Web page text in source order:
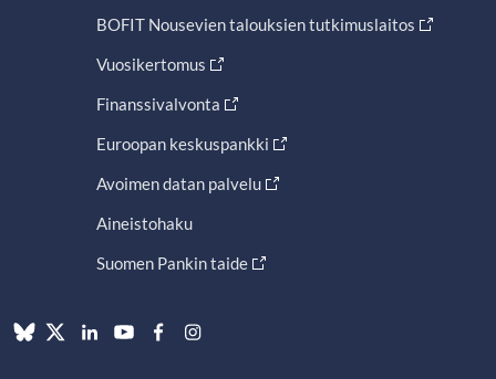
BOFIT Nousevien talouksien tutkimuslaitos
Vuosikertomus
Finanssivalvonta
Euroopan keskuspankki
Avoimen datan palvelu
Aineistohaku
Suomen Pankin taide